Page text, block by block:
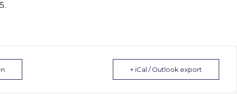
+ iCal / Outlook export